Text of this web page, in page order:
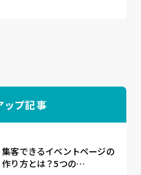
ップ記事
集客できるイベントページの
作り方とは？5つの…